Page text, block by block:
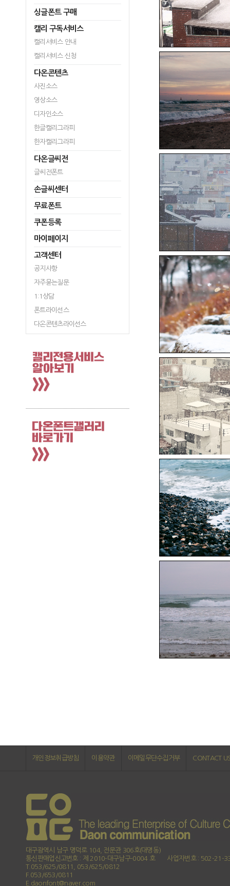
싱글폰트 구매
캘리 구독서비스
캘리서비스 안내
캘리서비스 신청
다온콘텐츠
사진소스
영상소스
디자인소스
한글캘리그라피
한자캘리그라피
다온글씨전
글씨전폰트
손글씨센터
무료폰트
쿠폰등록
마이페이지
고객센터
공지사항
자주묻는질문
1:1상담
폰트라이선스
다온콘텐츠라이선스
개인정보취급방침 이용약관 이메일무단수집거부 CONTACT
대구광역시 남구 명덕로 104, 전문관 306호(대명동)
통신판매업신고번호 : 제 2010-대구남구-0004 호
사업자번호 : 502-21-
T.053/625/0811, 053/625/0812
F.053/653/0811
E.daonfont@naver.com